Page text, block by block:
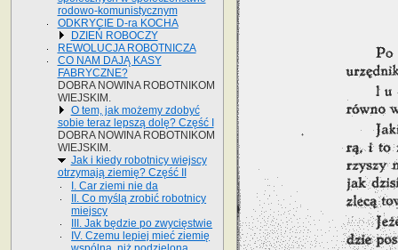
rodowo-komunistycznym
ODKRYCIE D-ra KOCHA
DZIEŃ ROBOCZY
REWOLUCJA ROBOTNICZA
CO NAM DAJĄ KASY
FABRYCZNE?
DOBRA NOWINA ROBOTNIKOM
WIEJSKIM.
O tem, jak możemy zdobyć
sobie teraz lepszą dolę? Część I
DOBRA NOWINA ROBOTNIKOM
WIEJSKIM.
Jak i kiedy robotnicy wiejscy
otrzymają ziemię? Część II
I. Car ziemi nie da
II. Co myślą zrobić robotnicy
miejscy
III. Jak będzie po zwycięstwie
IV. Czemu lepiej mieć ziemię